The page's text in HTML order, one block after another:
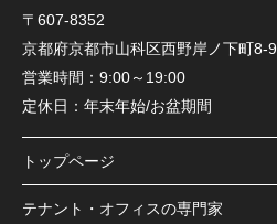
〒607-8352
京都府京都市山科区西野岸ノ下町8-9
営業時間： 9:00～19:00
定休日： 年末年始/お盆期間
トップページ
テナント・オフィスの専門家